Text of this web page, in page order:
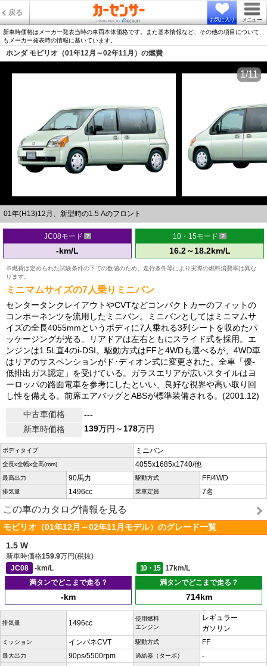
戻る
お気に入り メニュー
新車時価格はメーカー発表当時の車両本体価格です。また基本情報など、その他の項目について
もメーカー発表時の情報に基いています。
ホンダ モビリオ（01年12月～02年11月）の燃費
01年(H13)12月、新型時の1.5 Aのフロント
1/11
JC08モード
-km/L
10・15モード
16.2～18.2km/L
※燃費は定められた試験条件の下での数値のため、走行条件等により実際の燃料消費率は異な
ります。
ミニマムサイズの7人乗りミニバン
センタータンクレイアウトやCVTなどコンパクトカーのフィットの
コンポーネンツを流用したミニバン。ミニバンとしてはミニマムサ
イズの全長4055mmというボディに7人乗れる3列シートを収めたパ
ッケージングが光る。リアドアは左右ともにスライド式を採用。エ
ンジンは1.5L直4のi-DSI。駆動方式はFFと4WDも選べるが、4WD車
はリアのサスペンションがド･ディオン式に変更された。全車「優-
低排出ガス認定」を受けている。ガラスエリアが広いスタイルはヨ
ーロッパの路面電車を参考にしたといい、良好な視界や高い取り回
し性を備える。前席エアバッグとABSが標準装備される。(2001.12)
中古車価格
---
新車時価格
139万円～178万円
ボディタイプ ミニバン
全長x全幅x全高(mm) 4055x1685x1740/他
最高出力 90馬力 駆動方式 FF/4WD
排気量 1496cc 乗車定員 7名
この車のカタログ情報を見る
モビリオ（01年12月～02年11月モデル）のグレード一覧
1.5 W
新車時価格159.9万円(税抜)
JC08
-km/L 10・15
17km/L
満タンでどこまで走る？
-km
満タンでどこまで走る？
714km
排気量 1496cc
使用燃料
エンジン
レギュラー
ガソリン
ミッション インパネCVT 駆動方式 FF
最大出力 90ps/5500rpm 過給器（ターボ） -